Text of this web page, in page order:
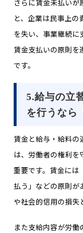
と、企業は民事上
を失い、事業継続
賃金支払いの原則を
です。
5.給与の立
を行うなら
賃金と給与・給料の
は、労働者の権利を
重要です。賃金には
払う」などの原則が
や社会的信用の損失
また支給内容が労